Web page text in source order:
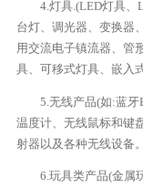
4.灯具.(LED灯具、
台灯、调光器、变换器
用交流电子镇流器、管
具、可移式灯具、嵌入
5.无线产品(如:蓝牙
温度计、无线鼠标和键
射器以及各种无线设备
6.玩具类产品(金属玩